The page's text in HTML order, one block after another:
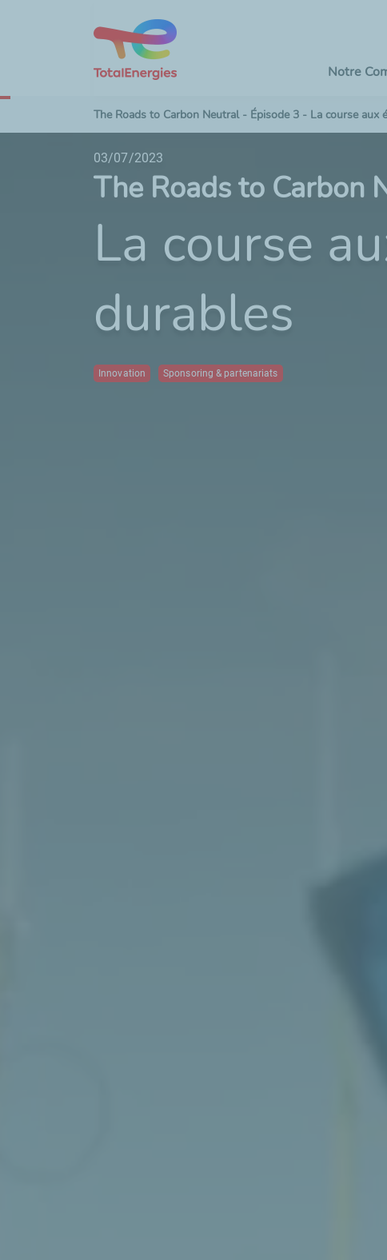
Notre
The Roads to Carbon Neutral - Épisode 3 - La course aux
03/07/2023
The Roads to Carbon
La course
durables
Innovation Sponsoring & partenariats